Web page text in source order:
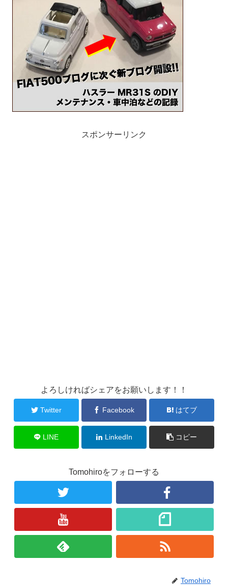
スポンサーリンク
よろしければシェアをお願いします！！
Twitter Facebook はてブ
LINE LinkedIn コピー
Tomohiroをフォローする
Tomohiro